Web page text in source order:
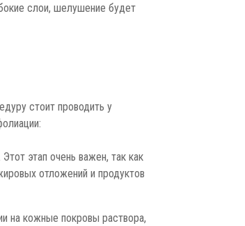
слои, шелушение будет
стоит проводить у
этап очень важен, так как
отложений и продуктов
на кожные покровы раствора,